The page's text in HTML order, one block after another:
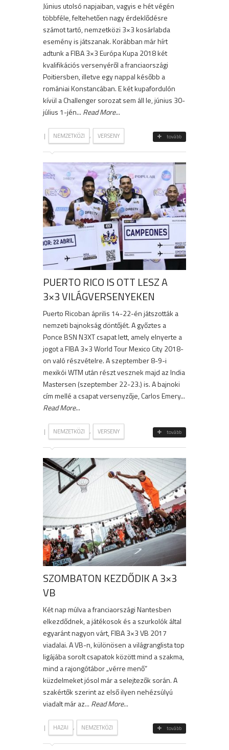
Június utolsó napjaiban, vagyis e hét végén
többféle, feltehetően nagy érdeklődésre
számot tartó, nemzetközi 3×3 kosárlabda
esemény is játszanak. Korábban már hírt
adtunk a FIBA 3×3 Európa Kupa 2018 két
kvalifikációs versenyéről a franciaországi
Poitiersben, illetve egy nappal később a
romániai Konstancában. E két kupafordulón
kívül a Challenger sorozat sem áll le, június 30-
július 1-jén... Read More...
| NEMZETKÖZI , VERSENY tovább
PUERTO RICO IS OTT LESZ A
3×3 VILÁGVERSENYEKEN
Puerto Ricoban április 14-22-én játszották a
nemzeti bajnokság döntőjét. A győztes a
Ponce BSN N3XT csapat lett, amely elnyerte a
jogot a FIBA 3×3 World Tour Mexico City 2018-
on való részvételre. A szeptember 8-9-i
mexikói WTM után részt vesznek majd az India
Mastersen (szeptember 22-23.) is. A bajnoki
cím mellé a csapat versenyzője, Carlos Emery...
Read More...
| NEMZETKÖZI , VERSENY tovább
SZOMBATON KEZDŐDIK A 3×3
VB
Két nap múlva a franciaországi Nantesben
elkezdődnek, a játékosok és a szurkolók által
egyaránt nagyon várt, FIBA 3×3 VB 2017
viadalai. A VB-n, különösen a világranglista top
ligájába sorolt csapatok között mind a szakma,
mind a rajongótábor „vérre menő”
küzdelmeket jósol már a selejtezők során. A
szakértők szerint az első ilyen nehézsúlyú
viadalt már az... Read More...
| HAZAI , NEMZETKÖZI tovább